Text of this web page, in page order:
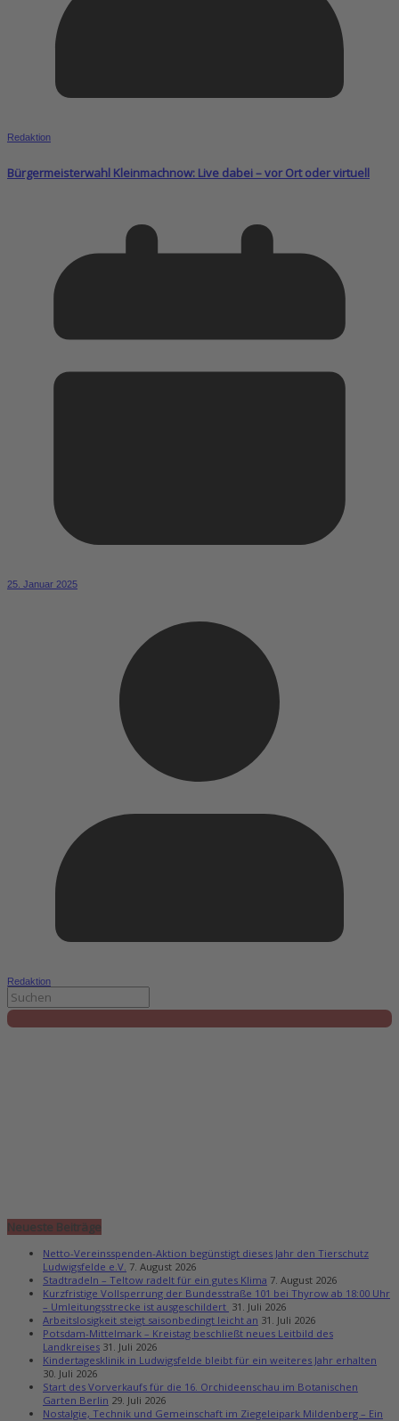
Redaktion
Bürgermeisterwahl Kleinmachnow: Live dabei – vor Ort oder virtuell
25. Januar 2025
Redaktion
Neueste Beiträge
Netto-Vereinsspenden-Aktion begünstigt dieses Jahr den Tierschutz
Ludwigsfelde e.V. 7. August 2026
Stadtradeln – Teltow radelt für ein gutes Klima 7. August 2026
Kurzfristige Vollsperrung der Bundesstraße 101 bei Thyrow ab 18:00 Uhr
– Umleitungsstrecke ist ausgeschildert 31. Juli 2026
Arbeitslosigkeit steigt saisonbedingt leicht an 31. Juli 2026
Potsdam-Mittelmark – Kreistag beschließt neues Leitbild des
Landkreises 31. Juli 2026
Kindertagesklinik in Ludwigsfelde bleibt für ein weiteres Jahr erhalten
30. Juli 2026
Start des Vorverkaufs für die 16. Orchideenschau im Botanischen
Garten Berlin 29. Juli 2026
Nostalgie, Technik und Gemeinschaft im Ziegeleipark Mildenberg – Ein